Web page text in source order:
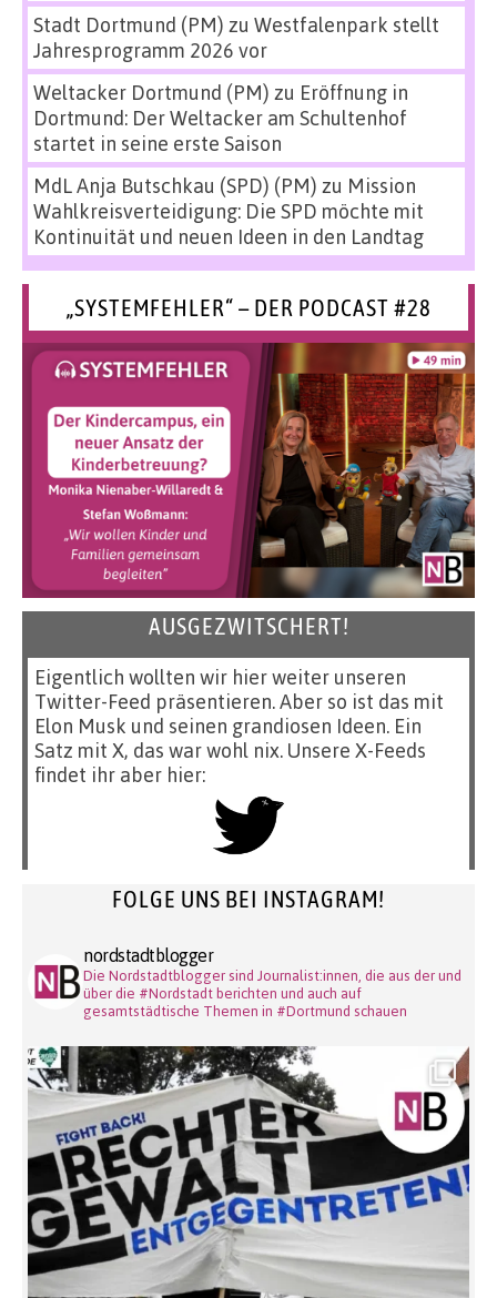
Stadt Dortmund (PM) zu Westfalenpark stellt
Jahresprogramm 2026 vor
Weltacker Dortmund (PM) zu Eröffnung in
Dortmund: Der Weltacker am Schultenhof
startet in seine erste Saison
MdL Anja Butschkau (SPD) (PM) zu Mission
Wahlkreisverteidigung: Die SPD möchte mit
Kontinuität und neuen Ideen in den Landtag
„SYSTEMFEHLER“ – DER PODCAST #28
AUSGEZWITSCHERT!
Eigentlich wollten wir hier weiter unseren
Twitter-Feed präsentieren. Aber so ist das mit
Elon Musk und seinen grandiosen Ideen. Ein
Satz mit X, das war wohl nix. Unsere X-Feeds
findet ihr aber hier:
FOLGE UNS BEI INSTAGRAM!
nordstadtblogger
Die Nordstadtblogger sind Journalist:innen, die aus der und
über die #Nordstadt berichten und auch auf
gesamtstädtische Themen in #Dortmund schauen